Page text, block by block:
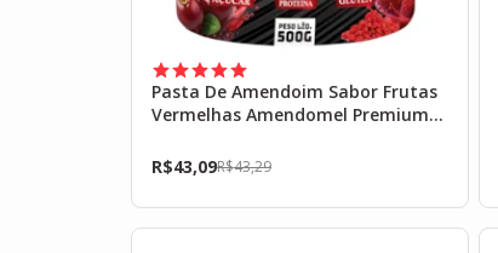
Pasta De Amendoim Sabor Frutas
Vermelhas Amendomel Premium
R$43,29
R$43,09